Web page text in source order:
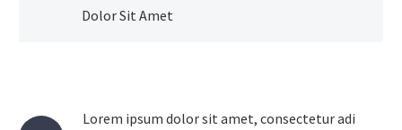
Dolor Sit Amet
Lorem ipsum dolor sit amet, consectetur adi